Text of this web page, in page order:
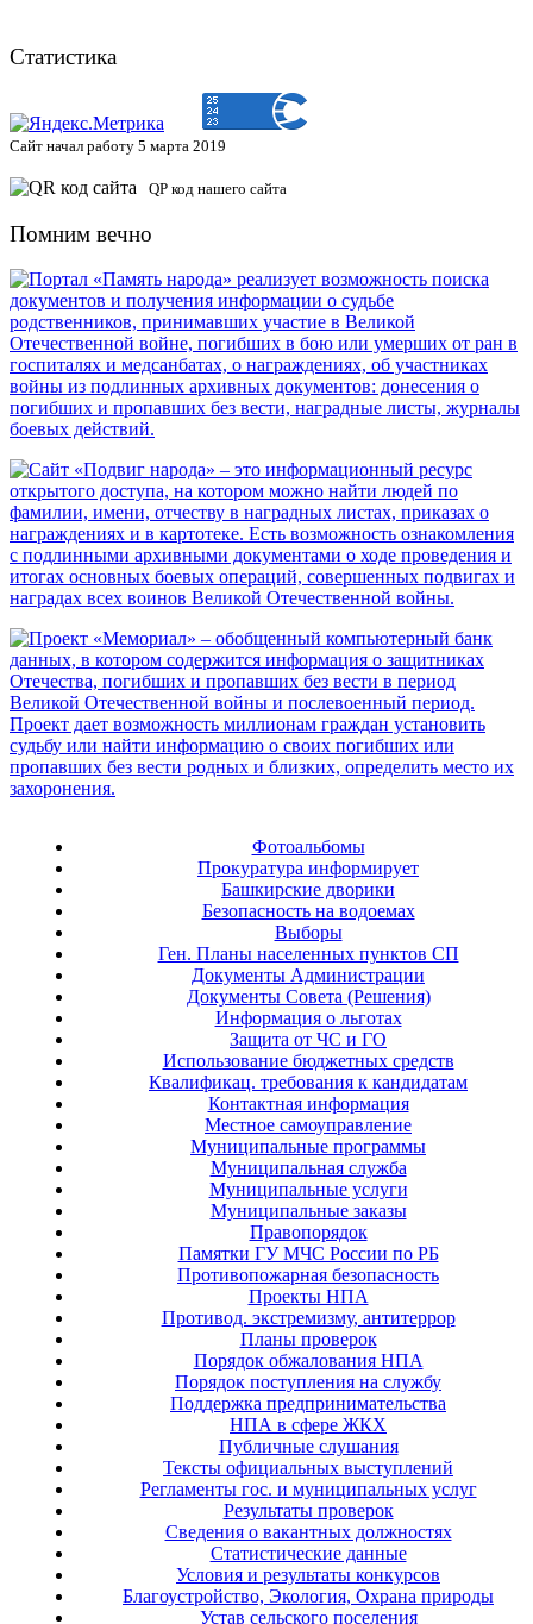
Статистика
Сайт начал работу 5 марта 2019
QP код нашего сайта
Помним вечно
Фотоальбомы
Прокуратура информирует
Башкирские дворики
Безопасность на водоемах
Выборы
Ген. Планы населенных пунктов СП
Документы Администрации
Документы Совета (Решения)
Информация о льготах
Защита от ЧС и ГО
Использование бюджетных средств
Квалификац. требования к кандидатам
Контактная информация
Местное самоуправление
Муниципальные программы
Муниципальная служба
Муниципальные услуги
Муниципальные заказы
Правопорядок
Памятки ГУ МЧС России по РБ
Противопожарная безопасность
Проекты НПА
Противод. экстремизму, антитеррор
Планы проверок
Порядок обжалования НПА
Порядок поступления на службу
Поддержка предпринимательства
НПА в сфере ЖКХ
Публичные слушания
Тексты официальных выступлений
Регламенты гос. и муниципальных услуг
Результаты проверок
Сведения о вакантных должностях
Статистические данные
Условия и результаты конкурсов
Благоустройство, Экология, Охрана природы
Устав сельского поселения